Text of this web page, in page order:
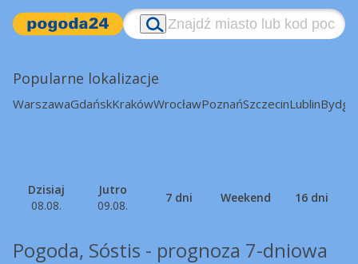
Popularne lokalizacje
WarszawaGdańskKrakówWrocławPoznańSzczecinLublin
Dzisiaj
08.08.
Jutro
09.08.
7 dni Weekend 16 dni
Pogoda, Sóstis - prognoza 7-dniowa